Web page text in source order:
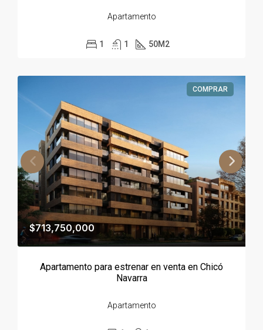
Apartamento
1 1 50M2
COMPRAR
$713,750,000
Apartamento para estrenar en venta en Chicó
Navarra
Apartamento